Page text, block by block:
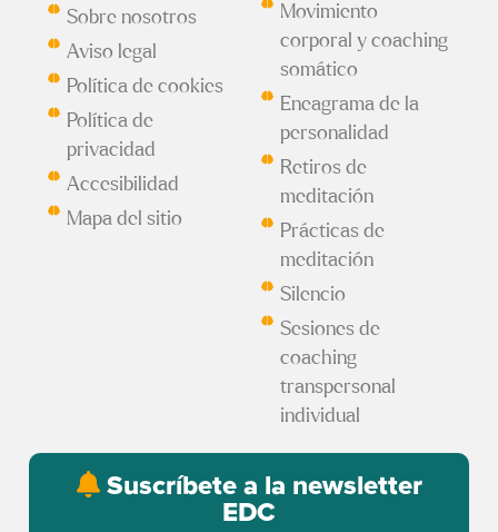
Sobre nosotros
Aviso legal
Política de cookies
Política de
privacidad
Accesibilidad
Mapa del sitio
Movimiento
corporal y coaching
somático
Eneagrama de la
personalidad
Retiros de
meditación
Prácticas de
meditación
Silencio
Sesiones de
coaching
transpersonal
individual
Suscríbete a la newsletter
EDC